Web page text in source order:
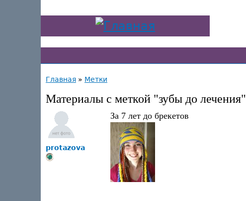
Главная » Метки
Материалы с меткой "зубы до лечения"
protazova
За 7 лет до брекетов